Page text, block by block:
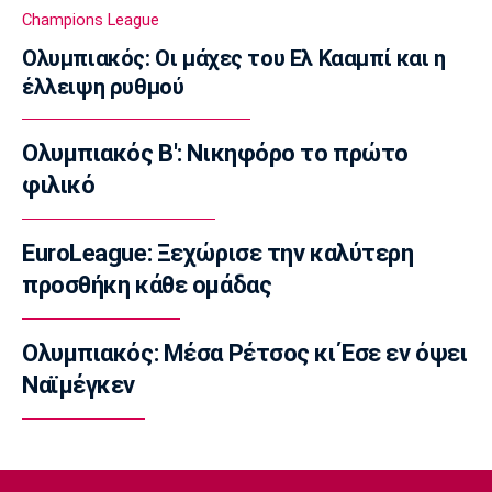
18:45
Ποδόσφαιρο - Διεθνή
Φιλική ήττα της Χαλ στο ντεμπούτο του
Τζολάκη
18:32
Εθνικές Μπάσκετ
18:15
Βόλεϊ
ΕΟΠΕ: Τίμησε τον Κούβελο σε μια ξεχωριστή
βραδιά
18:00
συγγνώμη για την καταγγελία
Champions League
Ολυμπιακός: Οι μάχες του Ελ Κααμπί και η
έλλειψη ρυθμού
Ολυμπιακός Β': Νικηφόρο το πρώτο
φιλικό
EuroLeague: Ξεχώρισε την καλύτερη
προσθήκη κάθε ομάδας
Ολυμπιακός: Μέσα Ρέτσος κι Έσε εν όψει
Ναϊμέγκεν